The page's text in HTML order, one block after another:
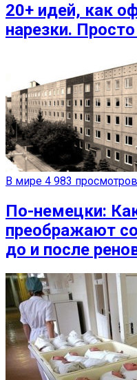
20+ идей, как
нарезки.
В мире 4 983 просмотров
По-немецки:
преображают
до и после